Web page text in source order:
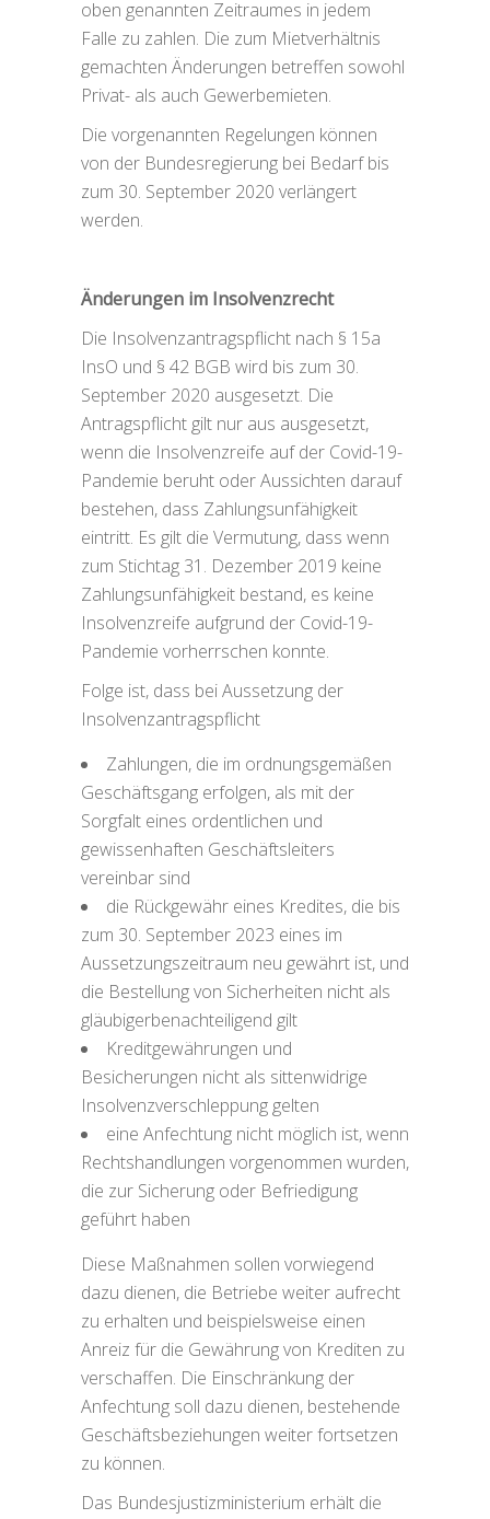
oben genannten Zeitraumes in jedem
Falle zu zahlen. Die zum Mietverhältnis
gemachten Änderungen betreffen sowohl
Privat- als auch Gewerbemieten.
Die vorgenannten Regelungen können
von der Bundesregierung bei Bedarf bis
zum 30. September 2020 verlängert
werden.
Änderungen im Insolvenzrecht
Die Insolvenzantragspflicht nach § 15a
InsO und § 42 BGB wird bis zum 30.
September 2020 ausgesetzt. Die
Antragspflicht gilt nur aus ausgesetzt,
wenn die Insolvenzreife auf der Covid-19-
Pandemie beruht oder Aussichten darauf
bestehen, dass Zahlungsunfähigkeit
eintritt. Es gilt die Vermutung, dass wenn
zum Stichtag 31. Dezember 2019 keine
Zahlungsunfähigkeit bestand, es keine
Insolvenzreife aufgrund der Covid-19-
Pandemie vorherrschen konnte.
Folge ist, dass bei Aussetzung der
Insolvenzantragspflicht
Zahlungen, die im ordnungsgemäßen
Geschäftsgang erfolgen, als mit der
Sorgfalt eines ordentlichen und
gewissenhaften Geschäftsleiters
vereinbar sind
die Rückgewähr eines Kredites, die bis
zum 30. September 2023 eines im
Aussetzungszeitraum neu gewährt ist, und
die Bestellung von Sicherheiten nicht als
gläubigerbenachteiligend gilt
Kreditgewährungen und
Besicherungen nicht als sittenwidrige
Insolvenzverschleppung gelten
eine Anfechtung nicht möglich ist, wenn
Rechtshandlungen vorgenommen wurden,
die zur Sicherung oder Befriedigung
geführt haben
Diese Maßnahmen sollen vorwiegend
dazu dienen, die Betriebe weiter aufrecht
zu erhalten und beispielsweise einen
Anreiz für die Gewährung von Krediten zu
verschaffen. Die Einschränkung der
Anfechtung soll dazu dienen, bestehende
Geschäftsbeziehungen weiter fortsetzen
zu können.
Das Bundesjustizministerium erhält die